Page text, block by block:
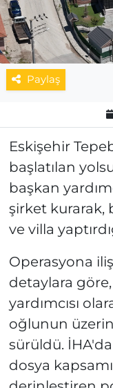
Paylaş
Eskişehir
başlatılan
başkan
şirket kurarak,
ve villa
Operasyona
detaylara
yardımcısı
oğlunun
sürüldü.
dosya